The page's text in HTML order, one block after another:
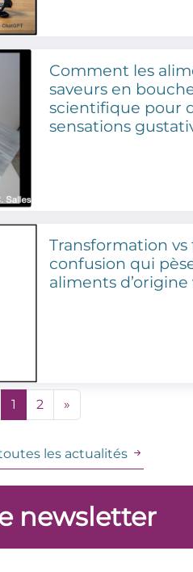
Comment les
saveurs en
scientifique pour
sensations
Transformation
confusion qui
aliments
1 2 »
les actualités
newsletter